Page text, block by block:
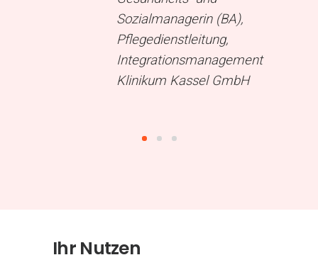
Sozialmanagerin (BA),
Pflegedienstleitung,
Integrationsmanagement
Klinikum Kassel GmbH
Ihr Nutzen